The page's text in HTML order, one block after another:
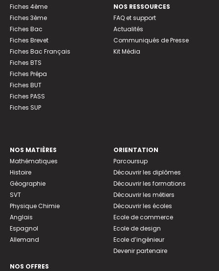
Fiches 4ème
Fiches 3ème
Fiches Bac
Fiches Brevet
Fiches Bac Français
Fiches BTS
Fiches Prépa
Fiches BUT
Fiches PASS
Fiches SUP
NOS RESSOURCES
FAQ et support
Actualités
Communiqués de Presse
Kit Média
NOS MATIÈRES
Mathématiques
Histoire
Géographie
SVT
Physique Chimie
Anglais
Espagnol
Allemand
NOS OFFRES
ORIENTATION
Parcoursup
Découvrir les diplômes
Découvrir les formations
Découvrir les métiers
Découvrir les écoles
Ecole de commerce
Ecole de design
Ecole d’ingénieur
Devenir partenaire